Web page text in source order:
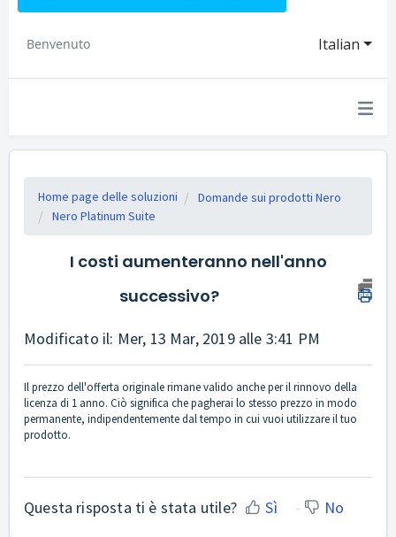
Italian
Benvenuto
Home page delle soluzioni
Domande sui prodotti Nero
Nero Platinum Suite
I costi aumenteranno nell'anno
successivo?
Modificato il: Mer, 13 Mar, 2019 alle 3:41 PM
Il prezzo dell'offerta originale rimane valido anche per il rinnovo della
licenza di 1 anno. Ciò significa che pagherai lo stesso prezzo in modo
permanente, indipendentemente dal tempo in cui vuoi utilizzare il tuo
prodotto.
Questa risposta ti è stata utile? Sì No